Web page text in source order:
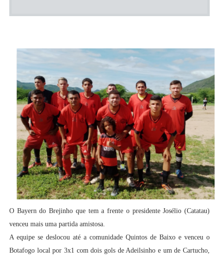
O Bayern do Brejinho que tem a frente o presidente Josélio (Catatau)
venceu mais uma partida amistosa.
A equipe se deslocou até a comunidade Quintos de Baixo e venceu o
Botafogo local por 3x1 com dois gols de Adeilsinho e um de Cartucho,